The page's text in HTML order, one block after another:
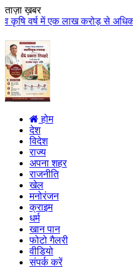
ताज़ा ख़बर
करोड़ से अधिक राशि किसान
होम
देश
विदेश
राज्य
अपना शहर
राजनीति
खेल
मनोरंजन
क्राइम
धर्म
खान पान
फोटो गैलरी
वीडियो
संपर्क करें